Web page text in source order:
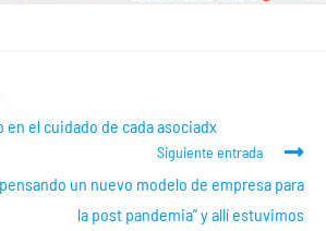
el cuidado de cada asociadx
Siguiente entrada
un nuevo modelo de empresa para
la post pandemia” y allí estuvimos